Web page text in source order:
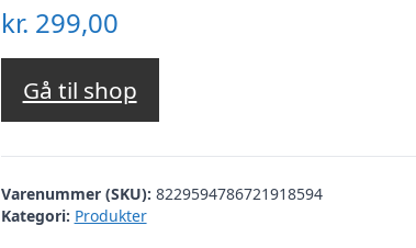
kr. 299,00
Gå til shop
Varenummer (SKU): 8229594786721918594
Kategori: Produkter